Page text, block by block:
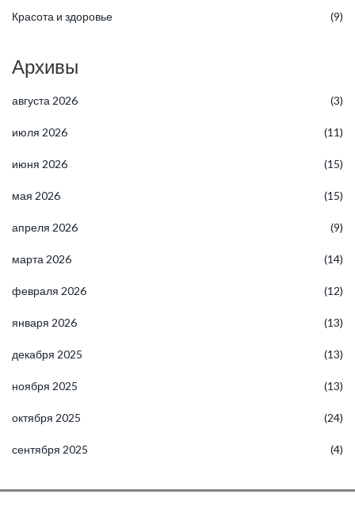
Красота и здоровье (9)
Архивы
августа 2026 (3)
июля 2026 (11)
июня 2026 (15)
мая 2026 (15)
апреля 2026 (9)
марта 2026 (14)
февраля 2026 (12)
января 2026 (13)
декабря 2025 (13)
ноября 2025 (13)
октября 2025 (24)
сентября 2025 (4)